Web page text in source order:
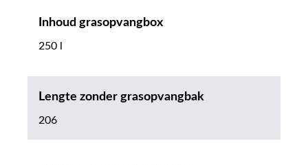
Inhoud grasopvangbox
250 l
Lengte zonder grasopvangbak
206